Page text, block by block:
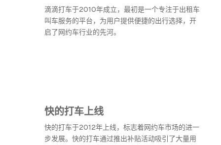
滴滴打车于2010年成立，最初是一个专注于出租车
叫车服务的平台，为用户提供便捷的出行选择，开
启了网约车行业的先河。
快的打车上线
快的打车于2012年上线，标志着网约车市场的进一
步发展。快的打车通过推出补贴活动吸引了大量用